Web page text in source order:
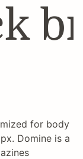
for body
Domine is a